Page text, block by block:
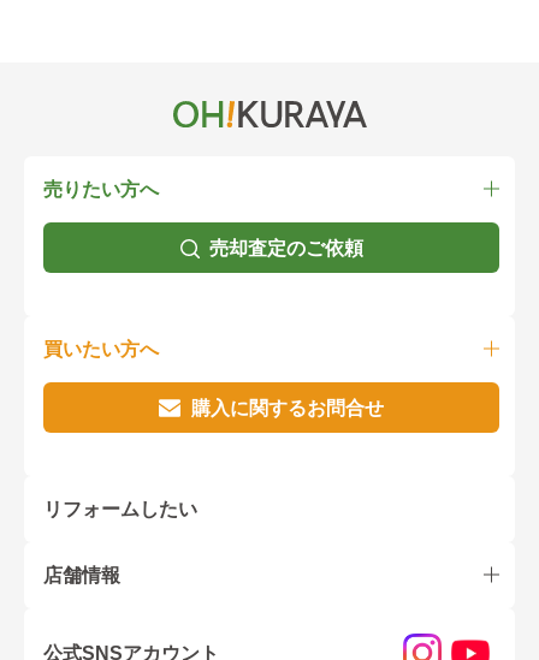
売りたい方へ
売却査定のご依頼
買いたい方へ
購入に関するお問合せ
リフォームしたい
店舗情報
公式SNSアカウント